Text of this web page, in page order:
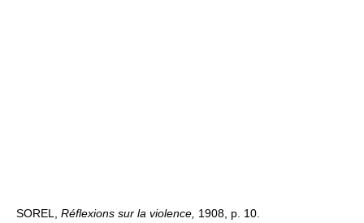
SOREL, Réflexions sur la violence, 1908, p. 10.